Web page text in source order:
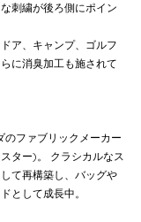
刺繍が後ろ側にポイン
ア、キャンプ、ゴルフ
に消臭加工も施されて
のファブリックメーカー
ター)。 クラシカルなス
て再構築し、バッグや
として成長中。